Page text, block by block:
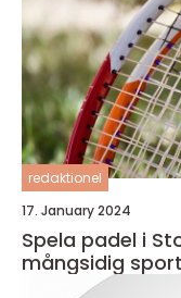
redaktionel
17. January 2024
Spela padel i
mångsidig